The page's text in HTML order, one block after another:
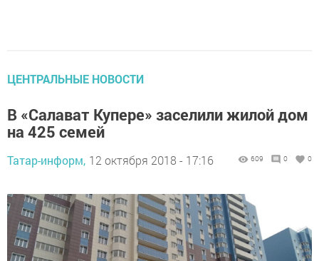
ЦЕНТРАЛЬНЫЕ НОВОСТИ
В «Салават Купере» заселили жилой дом
на 425 семей
Татар-информ, 12 октября 2018 - 17:16 609 0 0